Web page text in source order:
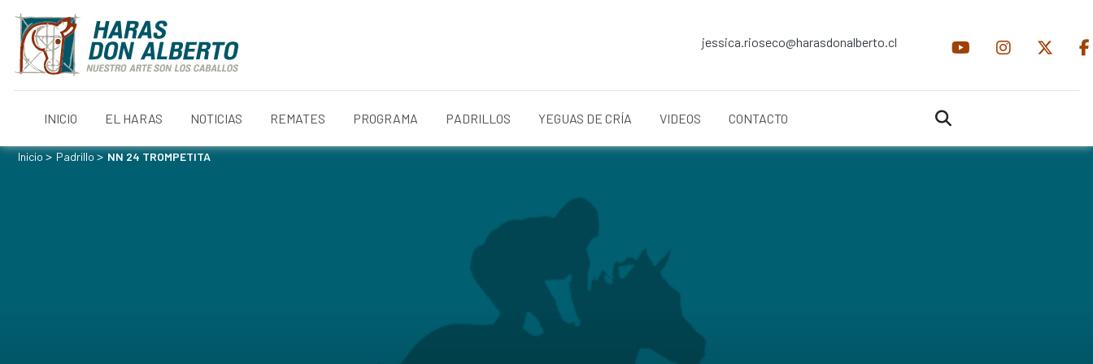
jessica.rioseco@harasdonalberto.cl
INICIO EL HARAS NOTICIAS REMATES PROGRAMA PADRILLOS YEGUAS DE CRÍA VIDEOS CONTACTO
Inicio> Padrillo> NN 24 TROMPETITA